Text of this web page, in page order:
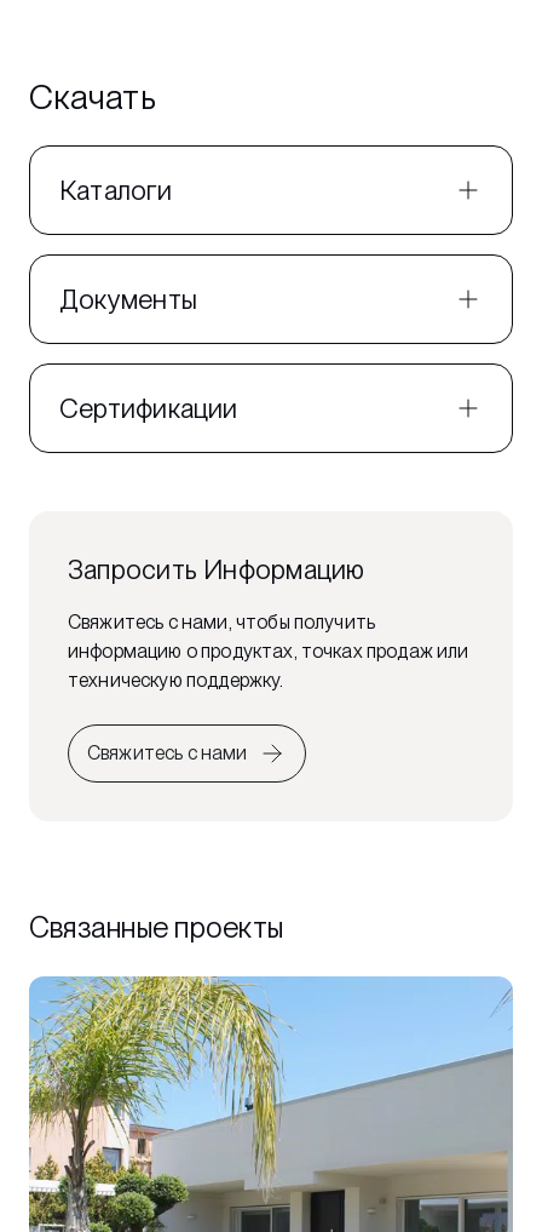
Скачать
Каталоги
Документы
Сертификации
Запросить Информацию
Свяжитесь с нами, чтобы получить
информацию о продуктах, точках продаж или
техническую поддержку.
Свяжитесь с нами
Связанные проекты